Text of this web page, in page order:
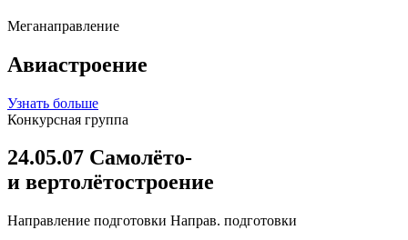
Меганаправление
Авиастроение
Узнать больше
Конкурсная группа
24.05.07 Самолёто-
и вертолётостроение
Направление подготовки Направ. подготовки